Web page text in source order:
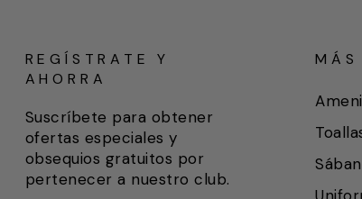
REGÍSTRATE Y
AHORRA
Suscríbete para obtener
ofertas especiales y
obsequios gratuitos por
pertenecer a nuestro club.
MÁS